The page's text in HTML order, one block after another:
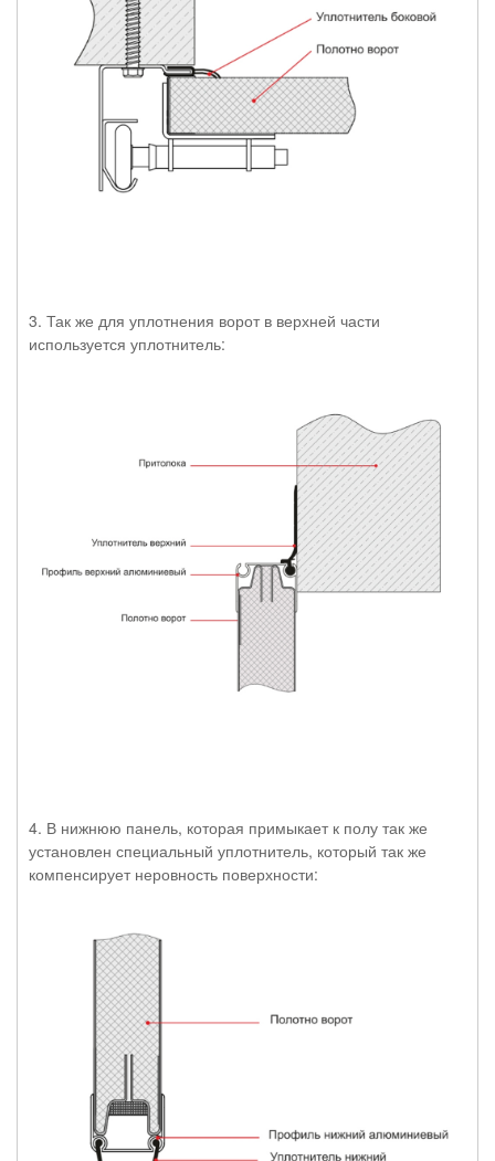
3. Так же для уплотнения ворот в верхней части
используется уплотнитель:
4. В нижнюю панель, которая примыкает к полу так же
установлен специальный уплотнитель, который так же
компенсирует неровность поверхности: